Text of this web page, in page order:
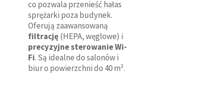
co pozwala przenieść hałas
sprężarki poza budynek.
Oferują zaawansowaną
filtrację(HEPA, węglowe) i
precyzyjne sterowanie Wi-
Fi. Są idealne do salonów i
biur o powierzchni do 40 m².